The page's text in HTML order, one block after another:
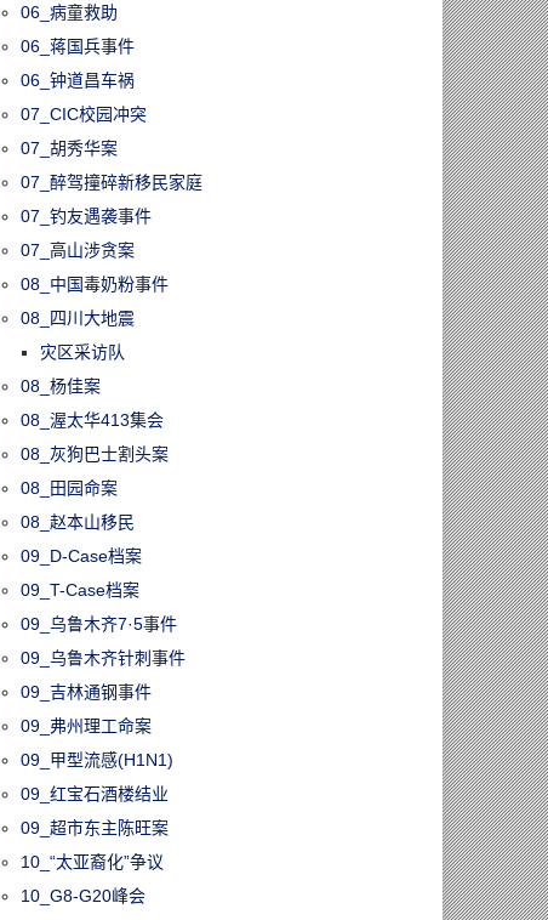
06_病童救助
06_蒋国兵事件
06_钟道昌车祸
07_CIC校园冲突
07_胡秀华案
07_醉驾撞碎新移民家庭
07_钓友遇袭事件
07_高山涉贪案
08_中国毒奶粉事件
08_四川大地震
灾区采访队
08_杨佳案
08_渥太华413集会
08_灰狗巴士割头案
08_田园命案
08_赵本山移民
09_D-Case档案
09_T-Case档案
09_乌鲁木齐7·5事件
09_乌鲁木齐针刺事件
09_吉林通钢事件
09_弗州理工命案
09_甲型流感(H1N1)
09_红宝石酒楼结业
09_超市东主陈旺案
10_“太亚裔化”争议
10_G8-G20峰会